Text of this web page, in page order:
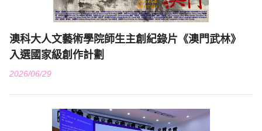
澳科大人文藝術學院師生主創紀錄片《澳門武林》
入選國家級創作計劃
2026/06/29